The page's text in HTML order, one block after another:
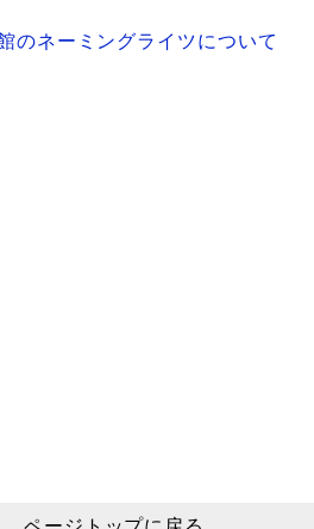
のネーミングライツについて